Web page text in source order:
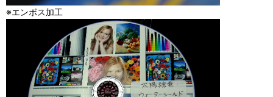
※エンボス加工